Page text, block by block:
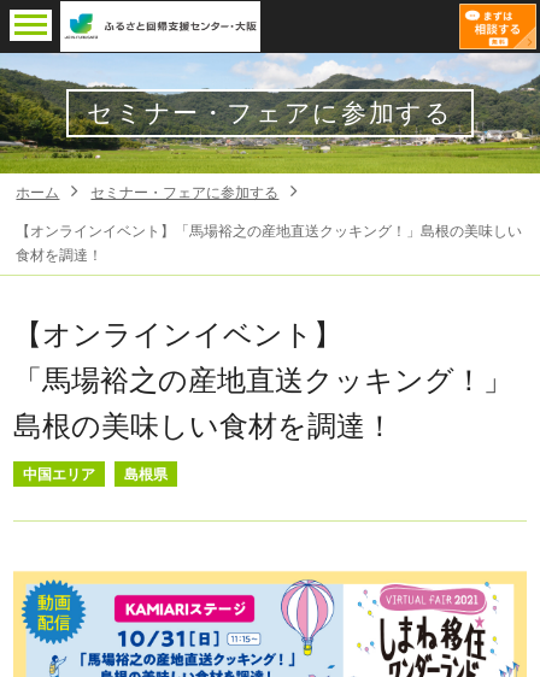
セミナー・フェアに参加する
ホーム セミナー・フェアに参加する
【オンラインイベント】「馬場裕之の産地直送クッキング！」島根の美味しい
食材を調達！
【オンラインイベント】
「馬場裕之の産地直送クッキング！」
島根の美味しい食材を調達！
中国エリア 島根県